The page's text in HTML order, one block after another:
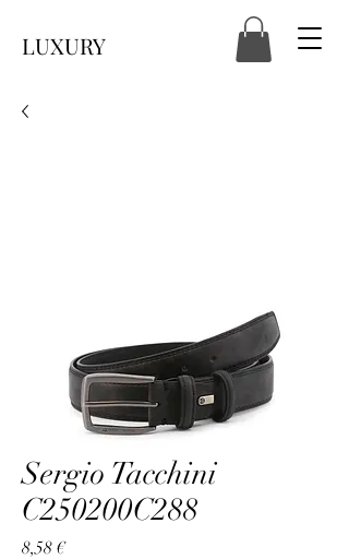
LUXURY
Sergio Tacchini
C250200C288
8,58 €Prezzo